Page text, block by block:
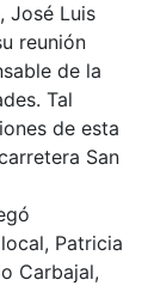
José Luis
reunión
de la
Tal
de esta
San
Patricia
Carbajal,